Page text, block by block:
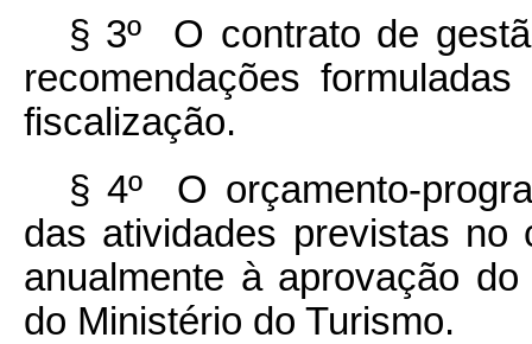
§ 3º O contrato de
recomendações
fiscalização.
§ 4º O orçamento-
das atividades previstas no
anualmente à aprovação
do Ministério do Turismo.